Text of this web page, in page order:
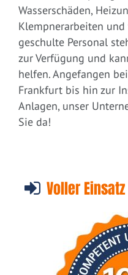
Wasserschäden,
Klempnerarbeiten und
geschulte Personal
zur Verfügung und
helfen. Angefangen
Frankfurt bis hin zur
Anlagen, unser
Sie da!
Voller Einsatz